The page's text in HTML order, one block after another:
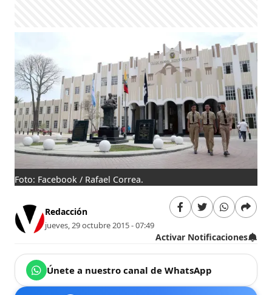
Foto: Facebook / Rafael Correa.
Redacción
jueves, 29 octubre 2015 - 07:49
Activar Notificaciones
Únete a nuestro canal de WhatsApp